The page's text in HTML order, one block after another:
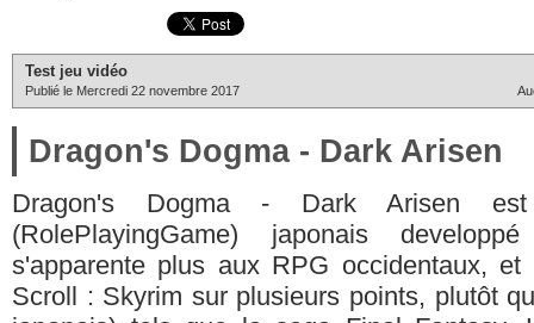
Test jeu vidéo
Publié le Mercredi 22 novembre 2017
Dragon's Dogma - Dark Arisen
Dragon's Dogma - Dark Arisen est
(RolePlayingGame) japonais
s'apparente plus aux RPG occidentaux,
Scroll : Skyrim sur plusieurs points, plutôt